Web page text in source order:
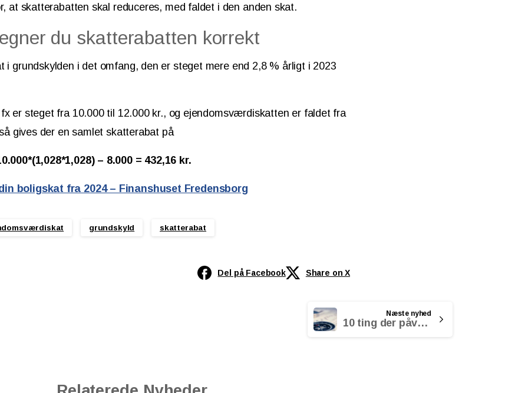
at skatterabatten skal reduceres, med faldet i den anden skat.
du skatterabatten korrekt
i grundskylden i det omfang, den er steget mere end 2,8 % årligt i 2023
er steget fra 10.000 til 12.000 kr., og ejendomsværdiskatten er faldet fra
gives der en samlet skatterabat på
– 8.000 = 432,16 kr.
boligskat fra 2024 – Finanshuset Fredensborg
grundskyld skatterabat
Del på Facebook Share on X
Næste nyhed
10 ting der påvirkede din økonomi i 2023